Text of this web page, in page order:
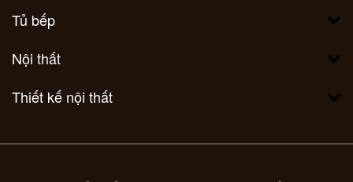
Tủ bếp
Nội thất
Thiết kế nội thất